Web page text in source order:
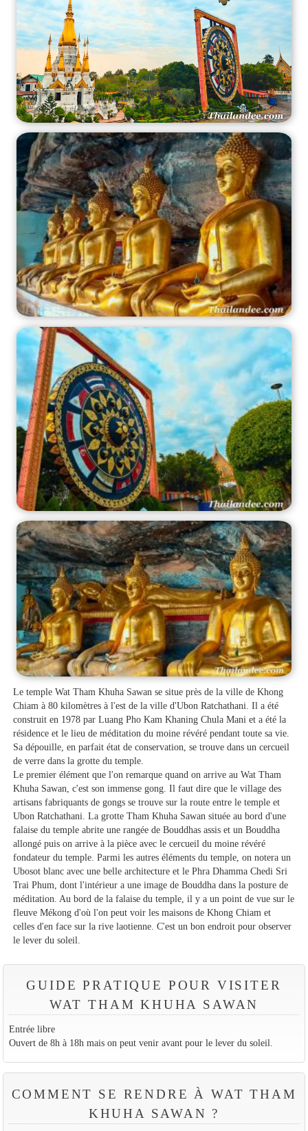
Le temple Wat Tham Khuha Sawan se situe près de la ville de Khong
Chiam à 80 kilomètres à l'est de la ville d'Ubon Ratchathani. Il a été
construit en 1978 par Luang Pho Kam Khaning Chula Mani et a été la
résidence et le lieu de méditation du moine révéré pendant toute sa vie.
Sa dépouille, en parfait état de conservation, se trouve dans un cercueil
de verre dans la grotte du temple.
Le premier élément que l'on remarque quand on arrive au Wat Tham
Khuha Sawan, c'est son immense gong. Il faut dire que le village des
artisans fabriquants de gongs se trouve sur la route entre le temple et
Ubon Ratchathani. La grotte Tham Khuha Sawan située au bord d'une
falaise du temple abrite une rangée de Bouddhas assis et un Bouddha
allongé puis on arrive à la pièce avec le cercueil du moine révéré
fondateur du temple. Parmi les autres éléments du temple, on notera un
Ubosot blanc avec une belle architecture et le Phra Dhamma Chedi Sri
Trai Phum, dont l'intérieur a une image de Bouddha dans la posture de
méditation. Au bord de la falaise du temple, il y a un point de vue sur le
fleuve Mékong d'où l'on peut voir les maisons de Khong Chiam et
celles d'en face sur la rive laotienne. C'est un bon endroit pour observer
le lever du soleil.
GUIDE PRATIQUE POUR VISITER
WAT THAM KHUHA SAWAN
Entrée libre
Ouvert de 8h à 18h mais on peut venir avant pour le lever du soleil.
COMMENT SE RENDRE À WAT THAM
KHUHA SAWAN ?